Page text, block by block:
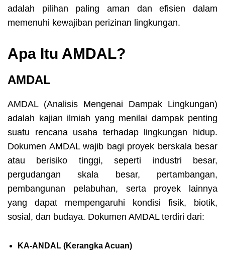
adalah pilihan paling aman dan efisien dalam
memenuhi kewajiban perizinan lingkungan.
Apa Itu AMDAL?
AMDAL
AMDAL (Analisis Mengenai Dampak Lingkungan)
adalah kajian ilmiah yang menilai dampak penting
suatu rencana usaha terhadap lingkungan hidup.
Dokumen AMDAL wajib bagi proyek berskala besar
atau berisiko tinggi, seperti industri besar,
pergudangan skala besar, pertambangan,
pembangunan pelabuhan, serta proyek lainnya
yang dapat mempengaruhi kondisi fisik, biotik,
sosial, dan budaya. Dokumen AMDAL terdiri dari:
KA-ANDAL (Kerangka Acuan)